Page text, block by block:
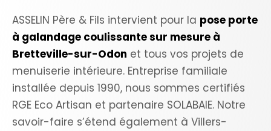
ASSELIN Père & Fils intervient pour la pose porte
à galandage coulissante sur mesure à
Bretteville-sur-Odon et tous vos projets de
menuiserie intérieure. Entreprise familiale
installée depuis 1990, nous sommes certifiés
RGE Eco Artisan et partenaire SOLABAIE. Notre
savoir-faire s’étend également à Villers-